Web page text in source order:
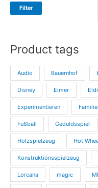
Filter
Product tags
Audio Bauernhof
Disney Eimer
Experimentieren
Fußball Geduldsspiel
Holzspielzeug Hot
Konstruktionsspielzeug
Lorcana magic